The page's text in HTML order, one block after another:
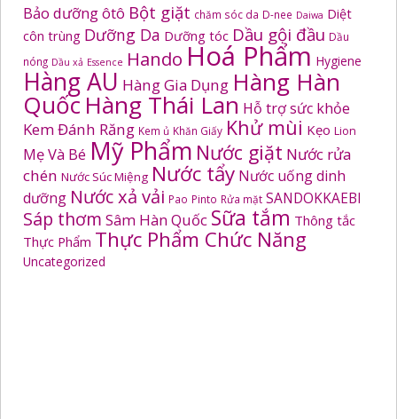
Bảo dưỡng ôtô Bột giặt chăm sóc da D-nee Daiwa Diệt
côn trùng Dưỡng Da Dưỡng tóc Dầu gội đầu Dầu
nóng Dầu xả Essence Hando Hoá Phẩm Hygiene
Hàng AU Hàng Gia Dụng Hàng Hàn
Quốc Hàng Thái Lan Hỗ trợ sức khỏe
Kem Đánh Răng Kem ủ Khăn Giấy Khử mùi Kẹo Lion
Mẹ Và Bé Mỹ Phẩm Nước giặt Nước rửa
chén Nước Súc Miệng Nước tẩy Nước uống dinh
dưỡng Nước xả vải Pao Pinto Rửa mặt SANDOKKAEBI
Sáp thơm Sâm Hàn Quốc Sữa tắm Thông tắc
Thực Phẩm Thực Phẩm Chức Năng
Uncategorized